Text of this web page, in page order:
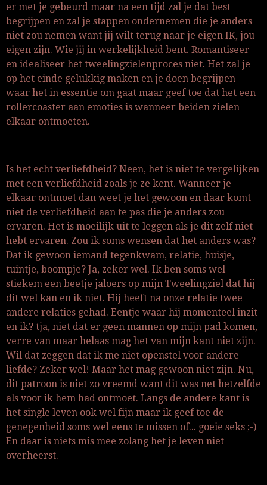
er met je gebeurd maar na een tijd zal je dat best
begrijpen en zal je stappen ondernemen die je anders
niet zou nemen want jij wilt terug naar je eigen IK, jou
eigen zijn. Wie jij in werkelijkheid bent. Romantiseer
en idealiseer het tweelingzielenproces niet. Het zal je
op het einde gelukkig maken en je doen begrijpen
waar het in essentie om gaat maar geef toe dat het een
rollercoaster aan emoties is wanneer beiden zielen
elkaar ontmoeten.
Is het echt verliefdheid? Neen, het is niet te vergelijken
met een verliefdheid zoals je ze kent. Wanneer je
elkaar ontmoet dan weet je het gewoon en daar komt
niet de verliefdheid aan te pas die je anders zou
ervaren. Het is moeilijk uit te leggen als je dit zelf niet
hebt ervaren. Zou ik soms wensen dat het anders was?
Dat ik gewoon iemand tegenkwam, relatie, huisje,
tuintje, boompje? Ja, zeker wel. Ik ben soms wel
stiekem een beetje jaloers op mijn Tweelingziel dat hij
dit wel kan en ik niet. Hij heeft na onze relatie twee
andere relaties gehad. Eentje waar hij momenteel inzit
en ik? tja, niet dat er geen mannen op mijn pad komen,
verre van maar helaas mag het van mijn kant niet zijn.
Wil dat zeggen dat ik me niet openstel voor andere
liefde? Zeker wel! Maar het mag gewoon niet zijn. Nu,
dit patroon is niet zo vreemd want dit was net hetzelfde
als voor ik hem had ontmoet. Langs de andere kant is
het single leven ook wel fijn maar ik geef toe de
genegenheid soms wel eens te missen of... goeie seks ;-)
En daar is niets mis mee zolang het je leven niet
overheerst.